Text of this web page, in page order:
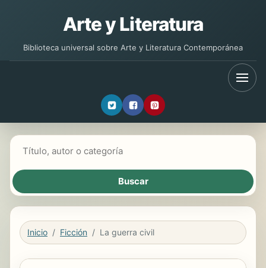
Arte y Literatura
Biblioteca universal sobre Arte y Literatura Contemporánea
Inicio Ficción La guerra civil